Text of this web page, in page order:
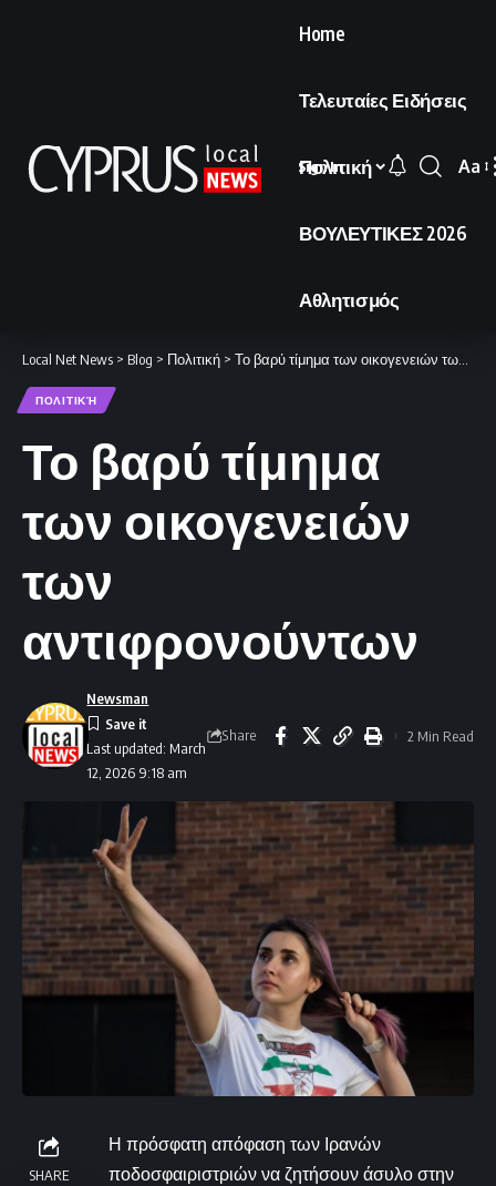
Home
Τελευταίες Ειδήσεις
Πολιτική
ΒΟΥΛΕΥΤΙΚΕΣ 2026
Αθλητισμός
Sign In
Font
Aa
Local Net News > Blog > Πολιτική > Το βαρύ τίμημα των οικογενειών των αντιφρονούντων
ΠΟΛΙΤΙΚΉ
Το βαρύ τίμημα
των οικογενειών
των
αντιφρονούντων
Last updated: March
12, 2026 9:18 am
Newsman
Share 2 Min Read
SHARE
Η πρόσφατη απόφαση των Ιρανών
ποδοσφαιριστριών να ζητήσουν άσυλο στην